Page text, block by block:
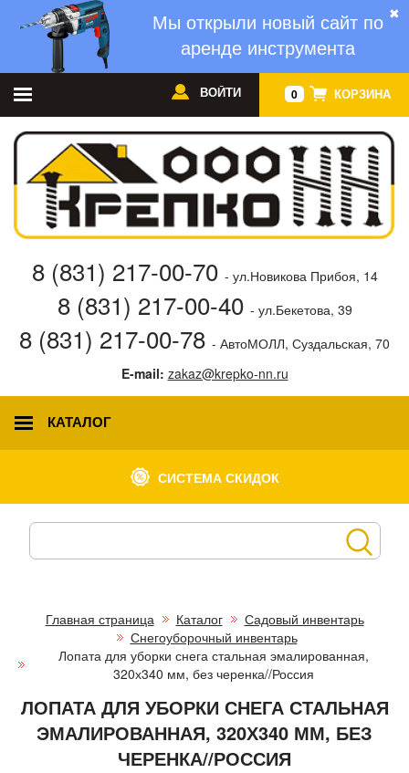
✖
Мы открыли новый сайт по
аренде инструмента
0 КОРЗИНА
ВОЙТИ
8 (831) 217-00-70 - ул.Новикова Прибоя, 14
8 (831) 217-00-40 - ул.Бекетова, 39
8 (831) 217-00-78 - АвтоМОЛЛ, Суздальская, 70
E-mail: zakaz@krepko-nn.ru
КАТАЛОГ
СИСТЕМА СКИДОК
Главная страница Каталог
Садовый инвентарь
Снегоуборочный инвентарь
Лопата для уборки снега стальная эмалированная,
320х340 мм, без черенка//Россия
ЛОПАТА ДЛЯ УБОРКИ СНЕГА СТАЛЬНАЯ
ЭМАЛИРОВАННАЯ, 320Х340 ММ, БЕЗ
ЧЕРЕНКА//РОССИЯ